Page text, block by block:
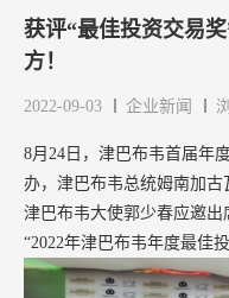
获评“最佳投资交易
方！
2022-09-03 企业新闻
8月24日，津巴布韦首届年
办，津巴布韦总统姆南加
津巴布韦大使郭少春应邀
“2022年津巴布韦年度最佳投